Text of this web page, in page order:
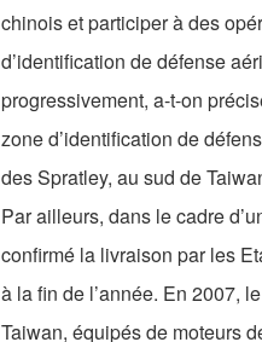
chinois et participer à des
d’identification de défense
progressivement, a-t-on
zone d’identification de
des Spratley, au sud de
Par ailleurs, dans le cadre
confirmé la livraison par les
à la fin de l’année. En 2007,
Taiwan, équipés de moteurs